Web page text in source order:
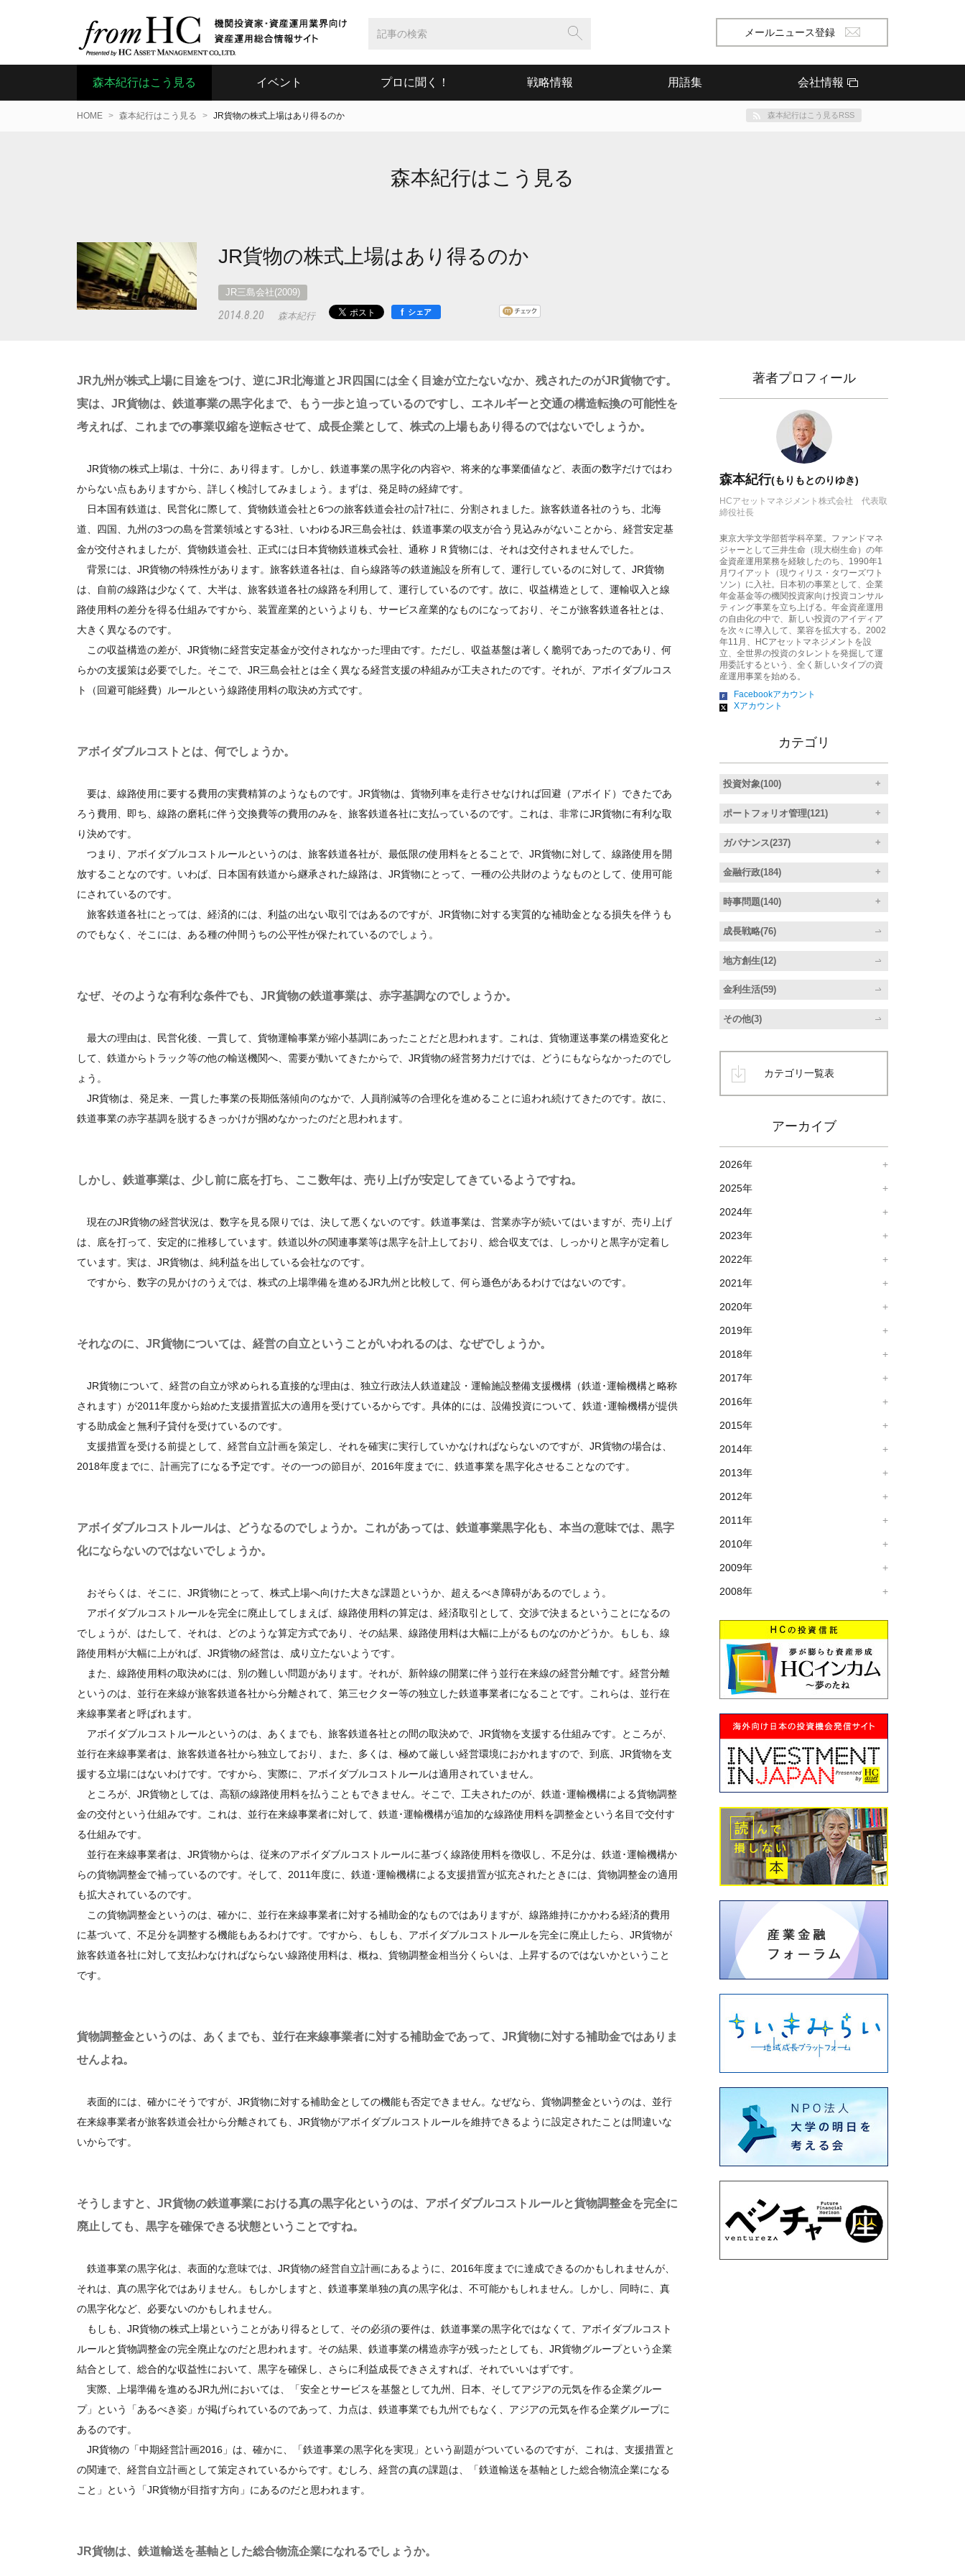
メールニュース登録
森本紀行はこう見る イベント プロに聞く！ 戦略情報 用語集 会社情報
HOME 森本紀行はこう見る JR貨物の株式上場はあり得るのか 森本紀行はこう見るRSS
森本紀行はこう見る
JR貨物の株式上場はあり得るのか
JR三島会社(2009)
2014.8.20 森本紀行 f シェア
JR九州が株式上場に目途をつけ、逆にJR北海道とJR四国には全く目途が立たないなか、残されたのがJR貨物です。
実は、JR貨物は、鉄道事業の黒字化まで、もう一歩と迫っているのですし、エネルギーと交通の構造転換の可能性を
考えれば、これまでの事業収縮を逆転させて、成長企業として、株式の上場もあり得るのではないでしょうか。
JR貨物の株式上場は、十分に、あり得ます。しかし、鉄道事業の黒字化の内容や、将来的な事業価値など、表面の数字だけではわ
からない点もありますから、詳しく検討してみましょう。まずは、発足時の経緯です。
日本国有鉄道は、民営化に際して、貨物鉄道会社と6つの旅客鉄道会社の計7社に、分割されました。旅客鉄道各社のうち、北海
道、四国、九州の3つの島を営業領域とする3社、いわゆるJR三島会社は、鉄道事業の収支が合う見込みがないことから、経営安定基
金が交付されましたが、貨物鉄道会社、正式には日本貨物鉄道株式会社、通称ＪＲ貨物には、それは交付されませんでした。
背景には、JR貨物の特殊性があります。旅客鉄道各社は、自ら線路等の鉄道施設を所有して、運行しているのに対して、JR貨物
は、自前の線路は少なくて、大半は、旅客鉄道各社の線路を利用して、運行しているのです。故に、収益構造として、運輸収入と線
路使用料の差分を得る仕組みですから、装置産業的というよりも、サービス産業的なものになっており、そこが旅客鉄道各社とは、
大きく異なるのです。
この収益構造の差が、JR貨物に経営安定基金が交付されなかった理由です。ただし、収益基盤は著しく脆弱であったのであり、何
らかの支援策は必要でした。そこで、JR三島会社とは全く異なる経営支援の枠組みが工夫されたのです。それが、アボイダブルコス
ト（回避可能経費）ルールという線路使用料の取決め方式です。
アボイダブルコストとは、何でしょうか。
要は、線路使用に要する費用の実費精算のようなものです。JR貨物は、貨物列車を走行させなければ回避（アボイド）できたであ
ろう費用、即ち、線路の磨耗に伴う交換費等の費用のみを、旅客鉄道各社に支払っているのです。これは、非常にJR貨物に有利な取
り決めです。
つまり、アボイダブルコストルールというのは、旅客鉄道各社が、最低限の使用料をとることで、JR貨物に対して、線路使用を開
放することなのです。いわば、日本国有鉄道から継承された線路は、JR貨物にとって、一種の公共財のようなものとして、使用可能
にされているのです。
旅客鉄道各社にとっては、経済的には、利益の出ない取引ではあるのですが、JR貨物に対する実質的な補助金となる損失を伴うも
のでもなく、そこには、ある種の仲間うちの公平性が保たれているのでしょう。
なぜ、そのような有利な条件でも、JR貨物の鉄道事業は、赤字基調なのでしょうか。
最大の理由は、民営化後、一貫して、貨物運輸事業が縮小基調にあったことだと思われます。これは、貨物運送事業の構造変化と
して、鉄道からトラック等の他の輸送機関へ、需要が動いてきたからで、JR貨物の経営努力だけでは、どうにもならなかったのでし
ょう。
JR貨物は、発足来、一貫した事業の長期低落傾向のなかで、人員削減等の合理化を進めることに追われ続けてきたのです。故に、
鉄道事業の赤字基調を脱するきっかけが掴めなかったのだと思われます。
しかし、鉄道事業は、少し前に底を打ち、ここ数年は、売り上げが安定してきているようですね。
現在のJR貨物の経営状況は、数字を見る限りでは、決して悪くないのです。鉄道事業は、営業赤字が続いてはいますが、売り上げ
は、底を打って、安定的に推移しています。鉄道以外の関連事業等は黒字を計上しており、総合収支では、しっかりと黒字が定着し
ています。実は、JR貨物は、純利益を出している会社なのです。
ですから、数字の見かけのうえでは、株式の上場準備を進めるJR九州と比較して、何ら遜色があるわけではないのです。
それなのに、JR貨物については、経営の自立ということがいわれるのは、なぜでしょうか。
JR貨物について、経営の自立が求められる直接的な理由は、独立行政法人鉄道建設・運輸施設整備支援機構（鉄道･運輸機構と略称
されます）が2011年度から始めた支援措置拡大の適用を受けているからです。具体的には、設備投資について、鉄道･運輸機構が提供
する助成金と無利子貸付を受けているのです。
支援措置を受ける前提として、経営自立計画を策定し、それを確実に実行していかなければならないのですが、JR貨物の場合は、
2018年度までに、計画完了になる予定です。その一つの節目が、2016年度までに、鉄道事業を黒字化させることなのです。
アボイダブルコストルールは、どうなるのでしょうか。これがあっては、鉄道事業黒字化も、本当の意味では、黒字
化にならないのではないでしょうか。
おそらくは、そこに、JR貨物にとって、株式上場へ向けた大きな課題というか、超えるべき障碍があるのでしょう。
アボイダブルコストルールを完全に廃止してしまえば、線路使用料の算定は、経済取引として、交渉で決まるということになるの
でしょうが、はたして、それは、どのような算定方式であり、その結果、線路使用料は大幅に上がるものなのかどうか。もしも、線
路使用料が大幅に上がれば、JR貨物の経営は、成り立たないようです。
また、線路使用料の取決めには、別の難しい問題があります。それが、新幹線の開業に伴う並行在来線の経営分離です。経営分離
というのは、並行在来線が旅客鉄道各社から分離されて、第三セクター等の独立した鉄道事業者になることです。これらは、並行在
来線事業者と呼ばれます。
アボイダブルコストルールというのは、あくまでも、旅客鉄道各社との間の取決めで、JR貨物を支援する仕組みです。ところが、
並行在来線事業者は、旅客鉄道各社から独立しており、また、多くは、極めて厳しい経営環境におかれますので、到底、JR貨物を支
援する立場にはないわけです。ですから、実際に、アボイダブルコストルールは適用されていません。
ところが、JR貨物としては、高額の線路使用料を払うこともできません。そこで、工夫されたのが、鉄道･運輸機構による貨物調整
金の交付という仕組みです。これは、並行在来線事業者に対して、鉄道･運輸機構が追加的な線路使用料を調整金という名目で交付す
る仕組みです。
並行在来線事業者は、JR貨物からは、従来のアボイダブルコストルールに基づく線路使用料を徴収し、不足分は、鉄道･運輸機構か
らの貨物調整金で補っているのです。そして、2011年度に、鉄道･運輸機構による支援措置が拡充されたときには、貨物調整金の適用
も拡大されているのです。
この貨物調整金というのは、確かに、並行在来線事業者に対する補助金的なものではありますが、線路維持にかかわる経済的費用
に基づいて、不足分を調整する機能もあるわけです。ですから、もしも、アボイダブルコストルールを完全に廃止したら、JR貨物が
旅客鉄道各社に対して支払わなければならない線路使用料は、概ね、貨物調整金相当分くらいは、上昇するのではないかということ
です。
貨物調整金というのは、あくまでも、並行在来線事業者に対する補助金であって、JR貨物に対する補助金ではありま
せんよね。
表面的には、確かにそうですが、JR貨物に対する補助金としての機能も否定できません。なぜなら、貨物調整金というのは、並行
在来線事業者が旅客鉄道会社から分離されても、JR貨物がアボイダブルコストルールを維持できるように設定されたことは間違いな
いからです。
そうしますと、JR貨物の鉄道事業における真の黒字化というのは、アボイダブルコストルールと貨物調整金を完全に
廃止しても、黒字を確保できる状態ということですね。
鉄道事業の黒字化は、表面的な意味では、JR貨物の経営自立計画にあるように、2016年度までに達成できるのかもしれませんが、
それは、真の黒字化ではありません。もしかしますと、鉄道事業単独の真の黒字化は、不可能かもしれません。しかし、同時に、真
の黒字化など、必要ないのかもしれません。
もしも、JR貨物の株式上場ということがあり得るとして、その必須の要件は、鉄道事業の黒字化ではなくて、アボイダブルコスト
ルールと貨物調整金の完全廃止なのだと思われます。その結果、鉄道事業の構造赤字が残ったとしても、JR貨物グループという企業
結合として、総合的な収益性において、黒字を確保し、さらに利益成長できさえすれば、それでいいはずです。
実際、上場準備を進めるJR九州においては、「安全とサービスを基盤として九州、日本、そしてアジアの元気を作る企業グルー
プ」という「あるべき姿」が掲げられているのであって、力点は、鉄道事業でも九州でもなく、アジアの元気を作る企業グループに
あるのです。
JR貨物の「中期経営計画2016」は、確かに、「鉄道事業の黒字化を実現」という副題がついているのですが、これは、支援措置と
の関連で、経営自立計画として策定されているからです。むしろ、経営の真の課題は、「鉄道輸送を基軸とした総合物流企業になる
こと」という「JR貨物が目指す方向」にあるのだと思われます。
JR貨物は、鉄道輸送を基軸とした総合物流企業になれるでしょうか。
著者プロフィール
森本紀行(もりもとのりゆき)
HCアセットマネジメント株式会社 代表取
締役社長
東京大学文学部哲学科卒業。ファンドマネ
ジャーとして三井生命（現大樹生命）の年
金資産運用業務を経験したのち、1990年1
月ワイアット（現ウィリス・タワーズワト
ソン）に入社。日本初の事業として、企業
年金基金等の機関投資家向け投資コンサル
ティング事業を立ち上げる。年金資産運用
の自由化の中で、新しい投資のアイディア
を次々に導入して、業容を拡大する。2002
年11月、HCアセットマネジメントを設
立、全世界の投資のタレントを発掘して運
用委託するという、全く新しいタイプの資
産運用事業を始める。
Facebookアカウント
Xアカウント
カテゴリ
投資対象(100)
ポートフォリオ管理(121)
ガバナンス(237)
金融行政(184)
時事問題(140)
成長戦略(76)
地方創生(12)
金利生活(59)
その他(3)
カテゴリ一覧表
アーカイブ
2026年
2025年
2024年
2023年
2022年
2021年
2020年
2019年
2018年
2017年
2016年
2015年
2014年
2013年
2012年
2011年
2010年
2009年
2008年